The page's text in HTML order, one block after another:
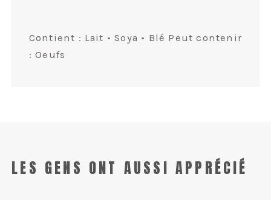
Contient : Lait • Soya • Blé Peut contenir
: Oeufs
LES GENS ONT AUSSI APPRÉCIÉ